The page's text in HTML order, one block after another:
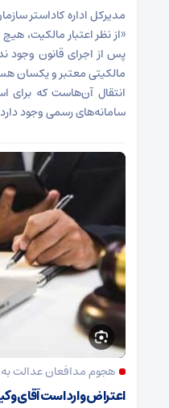
مدیرکل اداره کاداستر
«از نظر اعتبار مالکیت،
پس از اجرای قانون وجود
مالکیتی معتبر و یکسان
انتقال آن‌هاست که برای
سامانه‌های رسمی وجود
هجوم مدافعان عدالت
اعتراض وارد است آقای